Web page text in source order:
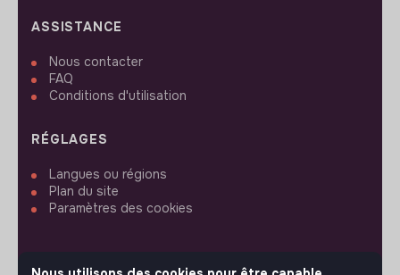
ASSISTANCE
Nous contacter
FAQ
Conditions d'utilisation
RÉGLAGES
Langues ou régions
Plan du site
Paramètres des cookies